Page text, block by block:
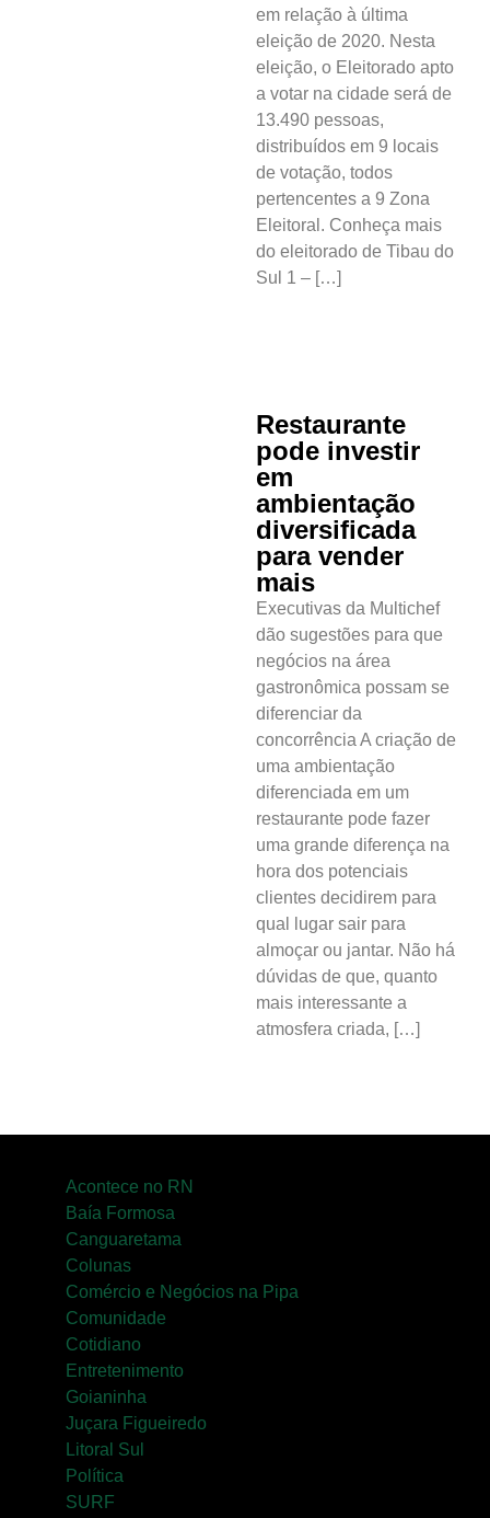
em relação à última
eleição de 2020. Nesta
eleição, o Eleitorado apto
a votar na cidade será de
13.490 pessoas,
distribuídos em 9 locais
de votação, todos
pertencentes a 9 Zona
Eleitoral. Conheça mais
do eleitorado de Tibau do
Sul 1 – […]
Restaurante
pode investir
em
ambientação
diversificada
para vender
mais
Executivas da Multichef
dão sugestões para que
negócios na área
gastronômica possam se
diferenciar da
concorrência A criação de
uma ambientação
diferenciada em um
restaurante pode fazer
uma grande diferença na
hora dos potenciais
clientes decidirem para
qual lugar sair para
almoçar ou jantar. Não há
dúvidas de que, quanto
mais interessante a
atmosfera criada, […]
Acontece no RN
Baía Formosa
Canguaretama
Colunas
Comércio e Negócios na Pipa
Comunidade
Cotidiano
Entretenimento
Goianinha
Juçara Figueiredo
Litoral Sul
Política
SURF